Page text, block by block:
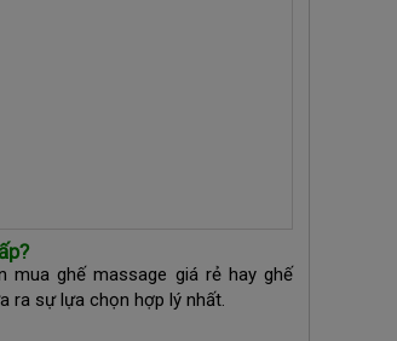
mua ghế massage giá rẻ hay ghế
ra sự lựa chọn hợp lý nhất.